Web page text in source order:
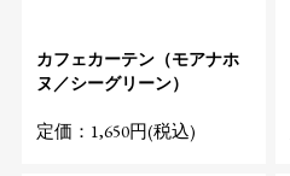
カフェカーテン（モアナホ
ヌ／シーグリーン）
定価：1,650円(税込)